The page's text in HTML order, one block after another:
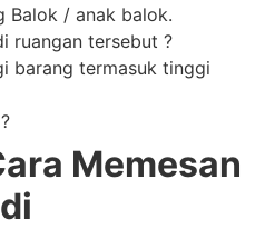
Balok / anak balok.
ruangan tersebut ?
barang termasuk tinggi
Memesan